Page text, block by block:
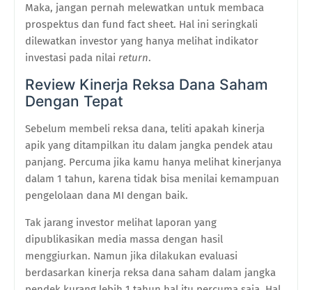
Maka, jangan pernah melewatkan untuk membaca
prospektus dan fund fact sheet. Hal ini seringkali
dilewatkan investor yang hanya melihat indikator
investasi pada nilai return.
Review Kinerja Reksa Dana Saham
Dengan Tepat
Sebelum membeli reksa dana, teliti apakah kinerja
apik yang ditampilkan itu dalam jangka pendek atau
panjang. Percuma jika kamu hanya melihat kinerjanya
dalam 1 tahun, karena tidak bisa menilai kemampuan
pengelolaan dana MI dengan baik.
Tak jarang investor melihat laporan yang
dipublikasikan media massa dengan hasil
menggiurkan. Namun jika dilakukan evaluasi
berdasarkan kinerja reksa dana saham dalam jangka